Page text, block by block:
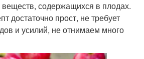
веществ, содержащихся в плодах.
достаточно прост, не требует
и усилий, не отнимаем много